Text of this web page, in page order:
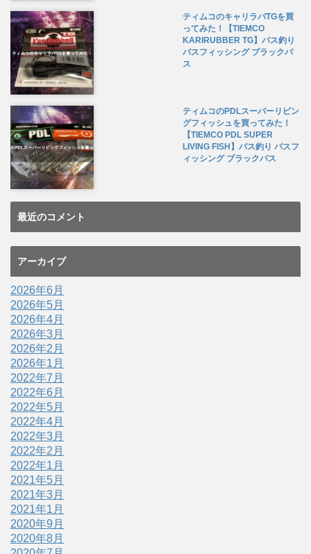
ティムコのキャリラバTGを買
ってみた！【TIEMCO
KARIRUBBER TG】バス釣り
バスフィッシング ブラックバ
ス
ティムコのPDLスーパーリビン
グフィッシュを買ってみた！
【TIEMCO PDL SUPER
LIVING FISH】バス釣り バスフ
ィッシング ブラックバス
最近のコメント
アーカイブ
2026年6月
2026年5月
2026年4月
2026年3月
2026年2月
2026年1月
2022年7月
2022年6月
2022年5月
2022年4月
2022年3月
2022年2月
2022年1月
2021年5月
2021年3月
2021年1月
2020年9月
2020年8月